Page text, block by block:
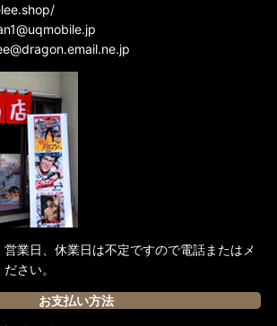
営業日、休業日は不定ですので電話またはメ
さい。
お支払い方法